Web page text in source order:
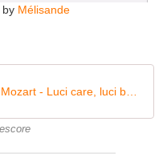
by Mélisande